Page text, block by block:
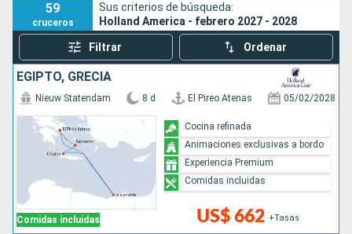
59
cruceros
Sus criterios de búsqueda:
Holland America - febrero 2027 - 2028
Filtrar Ordenar
EGIPTO, GRECIA
Comidas incluidas
Nieuw Statendam 8 d El Pireo Atenas 05/02/2028
US$ 662 +Tasas
Cocina refinada
Animaciones exclusivas a bordo
Experiencia Premium
Comidas incluidas